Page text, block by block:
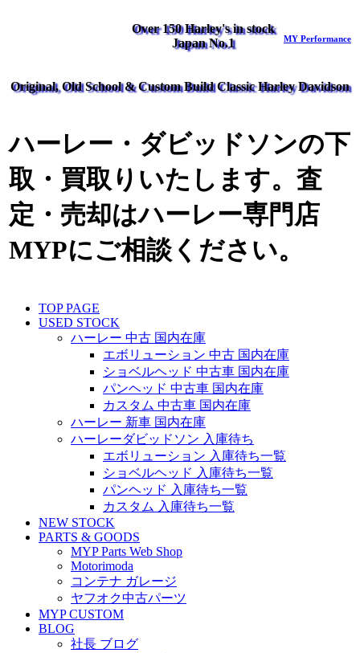
Over 150 Harley's in stock
Japan No.1
MY Performance
Original, Old School & Custom Build Classic Harley Davidson
ハーレー・ダビッドソンの下
取・買取りいたします。査
定・売却はハーレー専門店
MYPにご相談ください。
TOP PAGE
USED STOCK
ハーレー 中古 国内在庫
エボリューション 中古 国内在庫
ショベルヘッド 中古車 国内在庫
パンヘッド 中古車 国内在庫
カスタム 中古車 国内在庫
ハーレー 新車 国内在庫
ハーレーダビッドソン 入庫待ち
エボリューション 入庫待ち一覧
ショベルヘッド 入庫待ち一覧
パンヘッド 入庫待ち一覧
カスタム 入庫待ち一覧
NEW STOCK
PARTS & GOODS
MYP Parts Web Shop
Motorimoda
コンテナ ガレージ
ヤフオク中古パーツ
MYP CUSTOM
BLOG
社長 ブログ